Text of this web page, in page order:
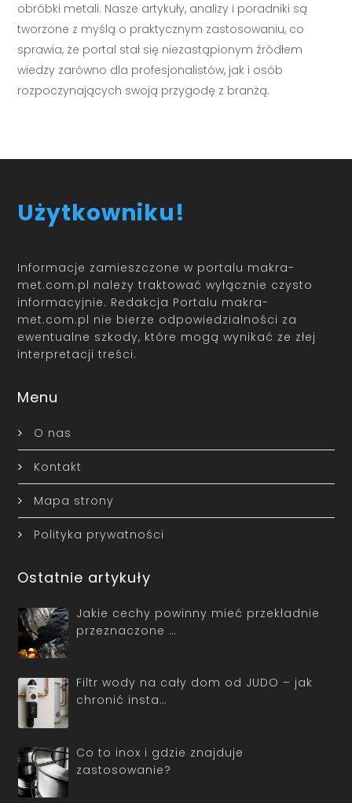
obróbki metali. Nasze artykuły, analizy i poradniki są
tworzone z myślą o praktycznym zastosowaniu, co
sprawia, że portal stał się niezastąpionym źródłem
wiedzy zarówno dla profesjonalistów, jak i osób
rozpoczynających swoją przygodę z branżą.
Użytkowniku!
Informacje zamieszczone w portalu makra-
met.com.pl należy traktować wyłącznie czysto
informacyjnie. Redakcja Portalu makra-
met.com.pl nie bierze odpowiedzialności za
ewentualne szkody, które mogą wynikać ze złej
interpretacji treści.
Menu
O nas
Kontakt
Mapa strony
Polityka prywatności
Ostatnie artykuły
Jakie cechy powinny mieć przekładnie
przeznaczone …
Filtr wody na cały dom od JUDO – jak
chronić insta…
Co to inox i gdzie znajduje
zastosowanie?